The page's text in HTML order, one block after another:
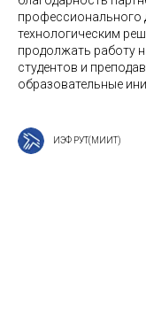
профессионального
технологическим
продолжать работу
студентов и
образовательные
ИЭФ РУТ(МИИТ)